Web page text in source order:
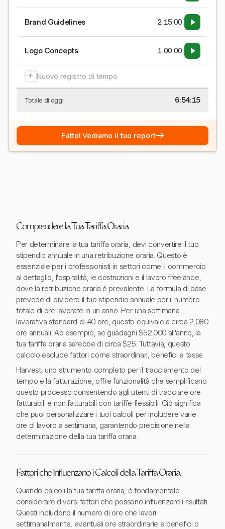
Brand Guidelines 2:15:00
Logo Concepts 1:00:00
+ Nuovo registro di tempo
Totale di oggi 6:54:15
Fatto! Vediamo il tuo report→
Comprendere la Tua Tariffa Oraria
Per determinare la tua tariffa oraria, devi convertire il tuo
stipendio annuale in una retribuzione oraria. Questo è
essenziale per i professionisti in settori come il commercio
al dettaglio, l'ospitalità, le costruzioni e il lavoro freelance,
dove la retribuzione oraria è prevalente. La formula di base
prevede di dividere il tuo stipendio annuale per il numero
totale di ore lavorate in un anno. Per una settimana
lavorativa standard di 40 ore, questo equivale a circa 2.080
ore annuali. Ad esempio, se guadagni $52.000 all'anno, la
tua tariffa oraria sarebbe di circa $25. Tuttavia, questo
calcolo esclude fattori come straordinari, benefici e tasse.
Harvest, uno strumento completo per il tracciamento del
tempo e la fatturazione, offre funzionalità che semplificano
questo processo consentendo agli utenti di tracciare ore
fatturabili e non fatturabili con tariffe flessibili. Ciò significa
che puoi personalizzare i tuoi calcoli per includere varie
ore di lavoro a settimana, garantendo precisione nella
determinazione della tua tariffa oraria.
Fattori che Influenzano i Calcoli della Tariffa Oraria
Quando calcoli la tua tariffa oraria, è fondamentale
considerare diversi fattori che possono influenzare i risultati.
Questi includono il numero di ore che lavori
settimanalmente, eventuali ore straordinarie e benefici o